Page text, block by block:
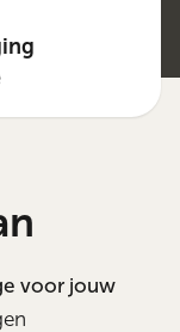
voor jouw